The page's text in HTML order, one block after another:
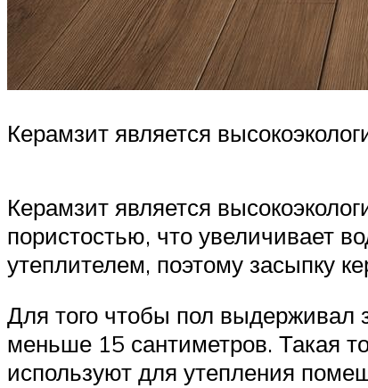
Керамзит является
Керамзит является
пористостью, что увеличивает
утеплителем, поэтому засыпку
Для того чтобы пол выдерживал
меньше 15 сантиметров. Такая
используют для утепления